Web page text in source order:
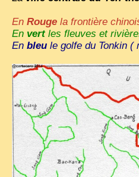
En Rouge la frontière
En vertles fleuves et
En bleu le golfe du Tonkin (